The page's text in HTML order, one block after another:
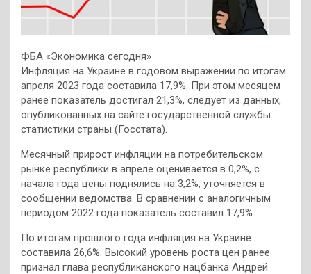
ФБА «Экономика сегодня»
Инфляция на Украине в годовом выражении по итогам
апреля 2023 года составила 17,9%. При этом месяцем
ранее показатель достигал 21,3%, следует из данных,
опубликованных на сайте государственной службы
статистики страны (Госстата).
Месячный прирост инфляции на потребительском
рынке республики в апреле оценивается в 0,2%, с
начала года цены поднялись на 3,2%, уточняется в
сообщении ведомства. В сравнении с аналогичным
периодом 2022 года показатель составил 17,9%.
По итогам прошлого года инфляция на Украине
составила 26,6%. Высокий уровень роста цен ранее
признал глава республиканского нацбанка Андрей